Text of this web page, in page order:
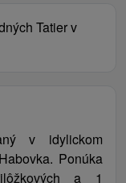
Tatier v
v idylickom
Ponúka
a 1